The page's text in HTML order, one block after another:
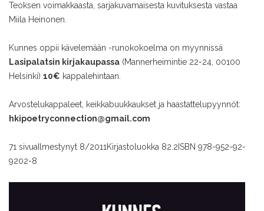
Teoksen voimakkaasta, sarjakuvamaisesta kuvituksesta vastaa
Miila Heinonen.
Kunnes oppii kävelemään -runokokoelma on myynnissä
Lasipalatsin kirjakaupassa (Mannerheimintie 22-24, 00100
Helsinki) 10€ kappalehintaan.
Arvostelukappaleet, keikkabuukkaukset ja haastattelupyynnöt:
hkipoetryconnection@gmail.com
71 sivua Ilmestynyt 8/2011Kirjastoluokka 82.2ISBN 978-952-92-
9202-8